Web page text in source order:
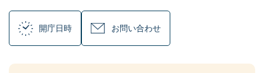
開庁日時 お問い合わせ